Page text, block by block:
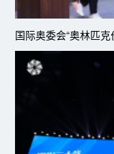
国际奥委会“奥林匹